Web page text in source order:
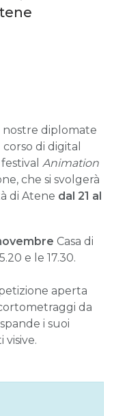
nostre diplomate
di digital
Animation
che si svolgerà
di Atene dal 21 al
Casa di
e le 17.30.
aperta
da
i suoi